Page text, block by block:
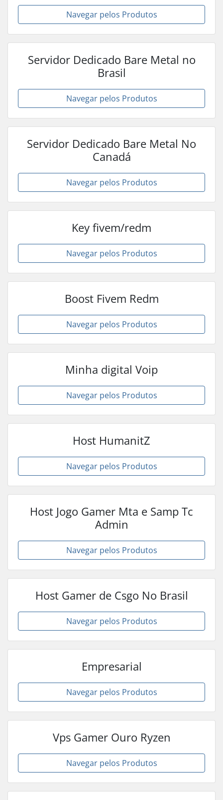
Navegar pelos Produtos
Servidor Dedicado Bare Metal no
Brasil
Navegar pelos Produtos
Servidor Dedicado Bare Metal No
Canadá
Navegar pelos Produtos
Key fivem/redm
Navegar pelos Produtos
Boost Fivem Redm
Navegar pelos Produtos
Minha digital Voip
Navegar pelos Produtos
Host HumanitZ
Navegar pelos Produtos
Host Jogo Gamer Mta e Samp Tc
Admin
Navegar pelos Produtos
Host Gamer de Csgo No Brasil
Navegar pelos Produtos
Empresarial
Navegar pelos Produtos
Vps Gamer Ouro Ryzen
Navegar pelos Produtos